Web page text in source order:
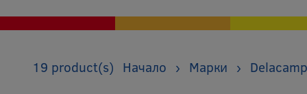
19 product(s) Начало › Марки › Delacamp